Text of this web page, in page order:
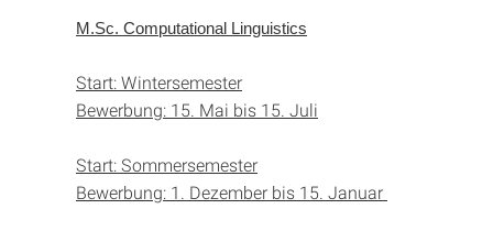
M.Sc. Computational Linguistics
Start: Wintersemester
Bewerbung: 15. Mai bis 15. Juli
Start: Sommersemester
Bewerbung: 1. Dezember bis 15. Januar